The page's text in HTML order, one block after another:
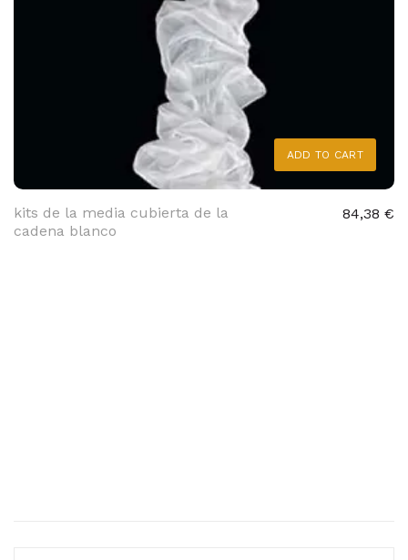
ADD TO CART
kits de la media cubierta de la
cadena blanco
84,38 €